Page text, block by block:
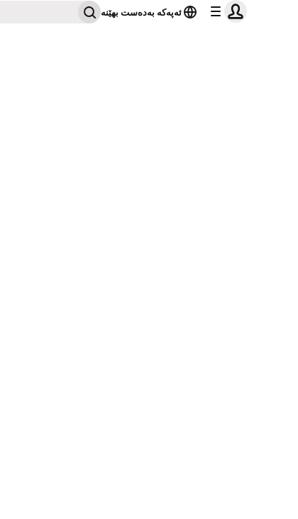
ئەپەکە بەدەست بهێنە